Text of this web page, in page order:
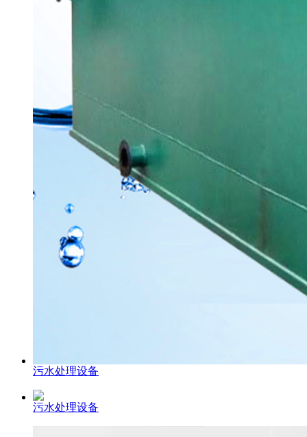
污水处理设备
污水处理设备